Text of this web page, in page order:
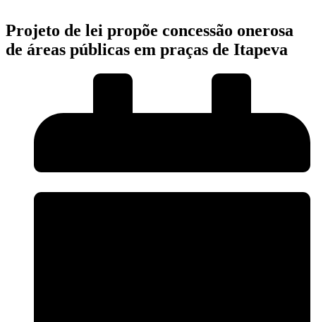
Projeto de lei propõe concessão onerosa
de áreas públicas em praças de Itapeva